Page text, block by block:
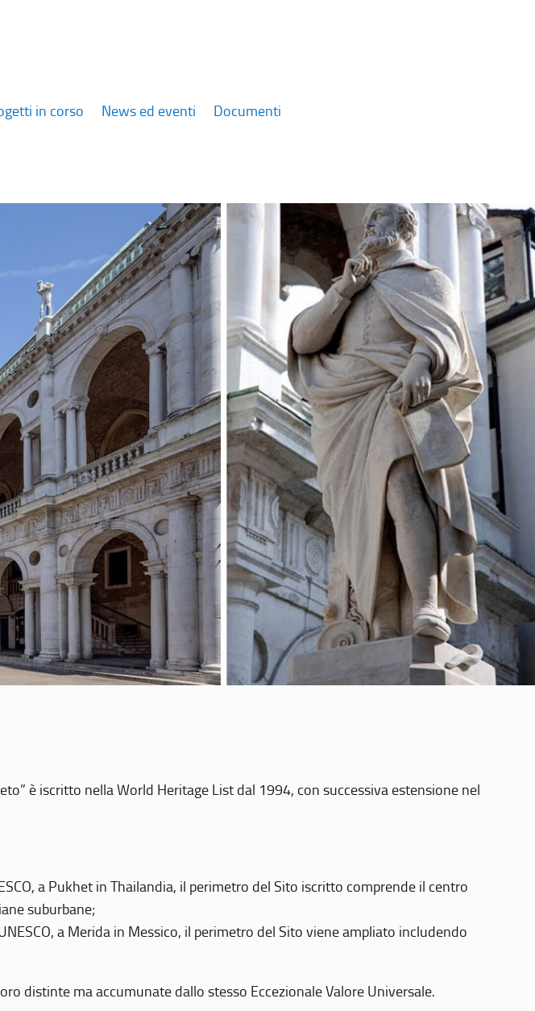
in corso News ed eventi Documenti
è iscritto nella World Heritage List dal 1994, con successiva estensione nel
a Pukhet in Thailandia, il perimetro del Sito iscritto comprende il centro
suburbane;
a Merida in Messico, il perimetro del Sito viene ampliato includendo
distinte ma accumunate dallo stesso Eccezionale Valore Universale.